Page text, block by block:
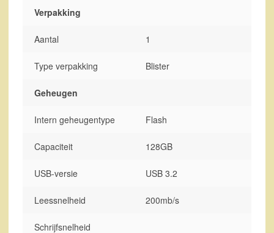
Verpakking
Aantal 1
Type verpakking Blister
Geheugen
Intern geheugentype Flash
Capaciteit 128GB
USB-versie USB 3.2
Leessnelheid 200mb/s
Schrijfsnelheid